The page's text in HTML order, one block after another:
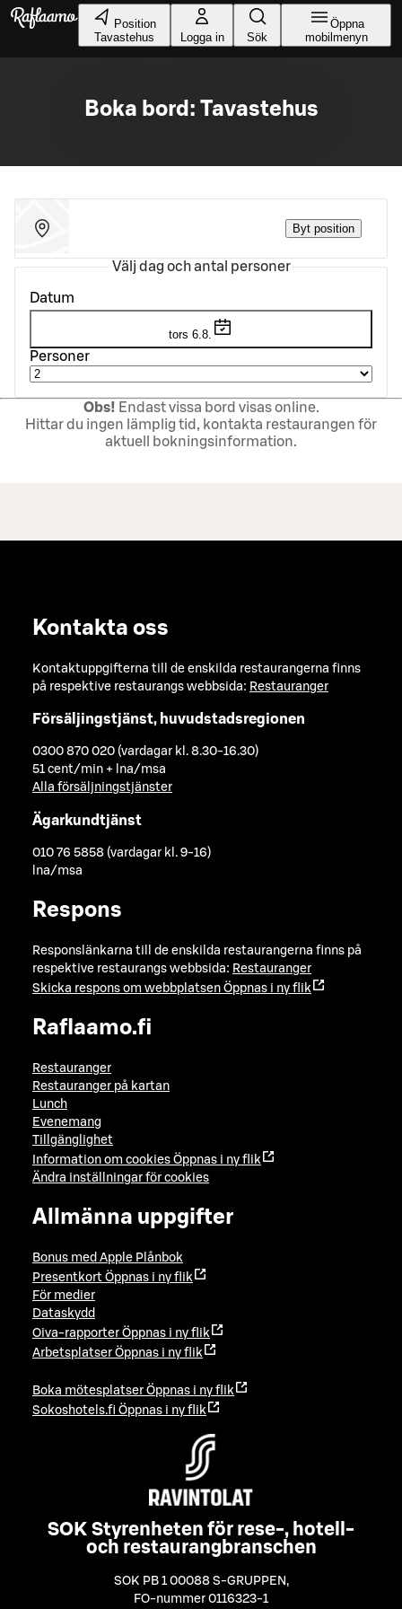
Gå till huvudinnehållet
Position
Tavastehus
Logga in Sök
Öppna
mobilmenyn
Boka bord: Tavastehus
Byt position
Välj dag och antal personer
Datum
tors 6.8.
Personer
Obs! Endast vissa bord visas online.
Hittar du ingen lämplig tid, kontakta restaurangen för
aktuell bokningsinformation.
Kontakta oss
Kontaktuppgifterna till de enskilda restaurangerna finns
på respektive restaurangs webbsida: Restauranger
Försäljingstjänst, huvudstadsregionen
0300 870 020 (vardagar kl. 8.30-16.30)
51 cent/min + lna/msa
Alla försäljningstjänster
Ägarkundtjänst
010 76 5858 (vardagar kl. 9-16)
lna/msa
Respons
Responslänkarna till de enskilda restaurangerna finns på
respektive restaurangs webbsida: Restauranger
Skicka respons om webbplatsen Öppnas i ny flik
Raflaamo.fi
Restauranger
Restauranger på kartan
Lunch
Evenemang
Tillgänglighet
Information om cookies Öppnas i ny flik
Ändra inställningar för cookies
Allmänna uppgifter
Bonus med Apple Plånbok
Presentkort Öppnas i ny flik
För medier
Dataskydd
Oiva-rapporter Öppnas i ny flik
Arbetsplatser Öppnas i ny flik
Boka mötesplatser Öppnas i ny flik
Sokoshotels.fi Öppnas i ny flik
SOK Styrenheten för rese-, hotell-
och restaurangbranschen
SOK PB 1 00088 S-GRUPPEN ,
FO-nummer 0116323-1